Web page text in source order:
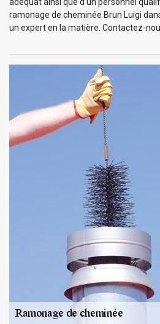
ramonage de cheminée Brun Luigi
un expert en la matière. Contactez-